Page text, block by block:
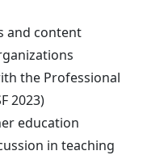
and content
the Professional
2023)
education
in teaching